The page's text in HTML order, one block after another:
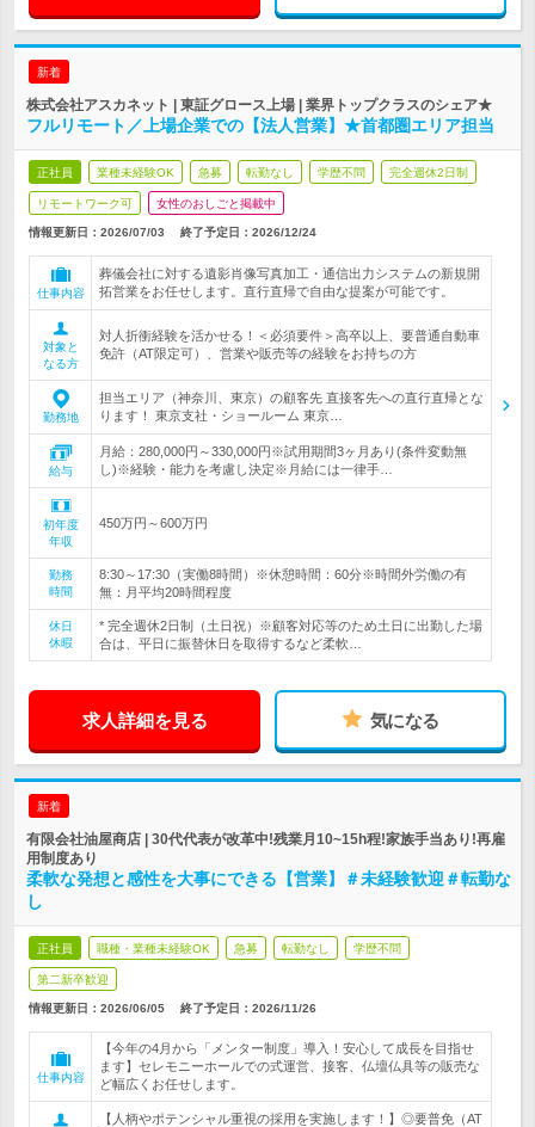
新着
株式会社アスカネット | 東証グロース上場 | 業界トップクラスのシェア★
フルリモート／上場企業での【法人営業】★首都圏エリア担当
正社員 業種未経験OK 急募 転勤なし 学歴不問 完全週休2日制
リモートワーク可 女性のおしごと掲載中
情報更新日：2026/07/03 終了予定日： 2026/12/24
仕事内容
葬儀会社に対する遺影肖像写真加工・通信出力システムの新規開
拓営業をお任せします。直行直帰で自由な提案が可能です。
対象と
なる方
対人折衝経験を活かせる！＜必須要件＞高卒以上、要普通自動車
免許（AT限定可）、営業や販売等の経験をお持ちの方
勤務地
担当エリア（神奈川、東京）の顧客先 直接客先への直行直帰とな
ります！ 東京支社・ショールーム 東京…
給与
月給：280,000円～330,000円※試用期間3ヶ月あり(条件変動無
し)※経験・能力を考慮し決定※月給には一律手…
初年度
年収
450万円～600万円
勤務
時間
8:30～17:30（実働8時間）※休憩時間：60分※時間外労働の有
無：月平均20時間程度
休日
休暇
* 完全週休2日制（土日祝）※顧客対応等のため土日に出勤した場
合は、平日に振替休日を取得するなど柔軟…
求人詳細を見る 気になる
新着
有限会社油屋商店 | 30代代表が改革中!残業月10~15h程!家族手当あり!再雇
用制度あり
柔軟な発想と感性を大事にできる【営業】＃未経験歓迎＃転勤な
し
正社員 職種・業種未経験OK 急募 転勤なし 学歴不問
第二新卒歓迎
情報更新日：2026/06/05 終了予定日： 2026/11/26
仕事内容
【今年の4月から「メンター制度」導入！安心して成長を目指せ
ます】セレモニーホールでの式運営、接客、仏壇仏具等の販売な
ど幅広くお任せします。
【人柄やポテンシャル重視の採用を実施します！】◎要普免（AT